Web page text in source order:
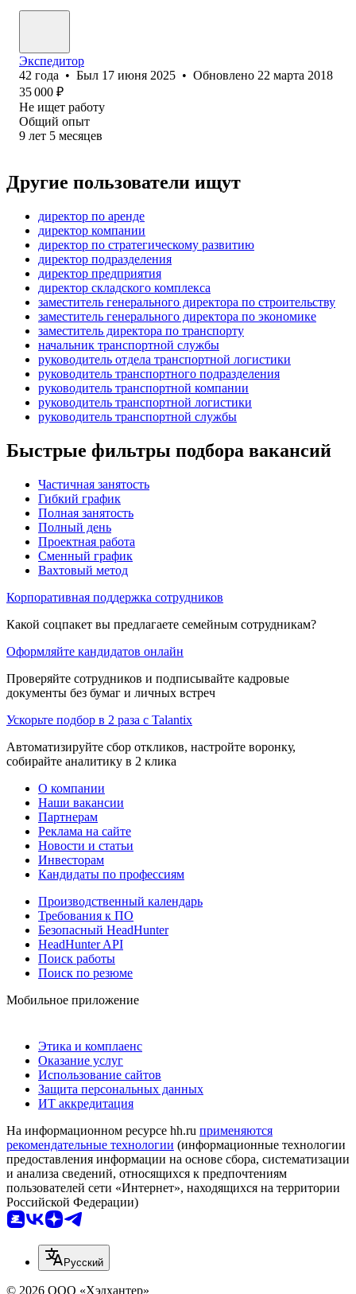
Экспедитор
42 года • Был 17 июня 2025 • Обновлено 22 марта 2018
35 000 ₽
Не ищет работу
Общий опыт
9 лет 5 месяцев
Другие пользователи ищут
директор по аренде
директор компании
директор по стратегическому развитию
директор подразделения
директор предприятия
директор складского комплекса
заместитель генерального директора по строительству
заместитель генерального директора по экономике
заместитель директора по транспорту
начальник транспортной службы
руководитель отдела транспортной логистики
руководитель транспортного подразделения
руководитель транспортной компании
руководитель транспортной логистики
руководитель транспортной службы
Быстрые фильтры подбора вакансий
Частичная занятость
Гибкий график
Полная занятость
Полный день
Проектная работа
Сменный график
Вахтовый метод
Корпоративная поддержка сотрудников
Какой соцпакет вы предлагаете семейным сотрудникам?
Оформляйте кандидатов онлайн
Проверяйте сотрудников и подписывайте кадровые
документы без бумаг и личных встреч
Ускорьте подбор в 2 раза с Talantix
Автоматизируйте сбор откликов, настройте воронку,
собирайте аналитику в 2 клика
О компании
Наши вакансии
Партнерам
Реклама на сайте
Новости и статьи
Инвесторам
Кандидаты по профессиям
Производственный календарь
Требования к ПО
Безопасный HeadHunter
HeadHunter API
Поиск работы
Поиск по резюме
Мобильное приложение
Этика и комплаенс
Оказание услуг
Использование сайтов
Защита персональных данных
ИТ аккредитация
На информационном ресурсе hh.ru применяются
рекомендательные технологии (информационные технологии
предоставления информации на основе сбора, систематизации
и анализа сведений, относящихся к предпочтениям
пользователей сети «Интернет», находящихся на территории
Российской Федерации)
Русский
© 2026 ООО «Хэдхантер»